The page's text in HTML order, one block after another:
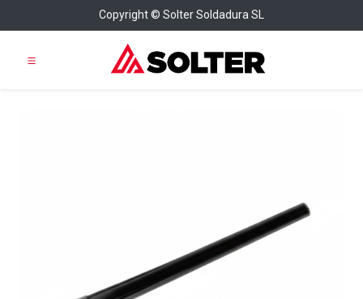
Copyright © Solter Soldadura SL